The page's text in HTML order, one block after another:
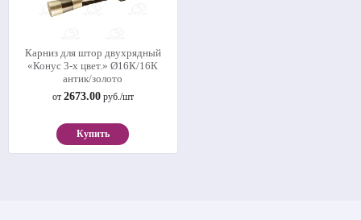
Карниз для штор двухрядный
«Конус 3-х цвет.» Ø16К/16К
антик/золото
от 2673.00руб./шт
Купить